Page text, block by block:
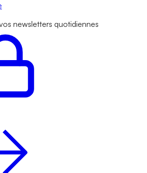
newsletters quotidiennes